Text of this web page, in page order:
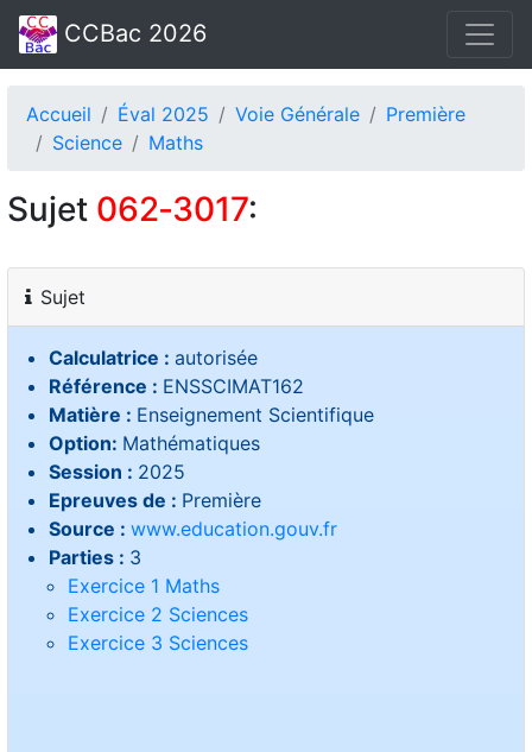
CCBac 2026
Accueil Éval 2025 Voie Générale
Première
Science
Maths
Sujet 062‑3017:
Sujet
Calculatrice : autorisée
Référence : ENSSCIMAT162
Matière : Enseignement Scientifique
Option: Mathématiques
Session : 2025
Epreuves de : Première
Source : www.education.gouv.fr
Parties : 3
Exercice 1 Maths
Exercice 2 Sciences
Exercice 3 Sciences